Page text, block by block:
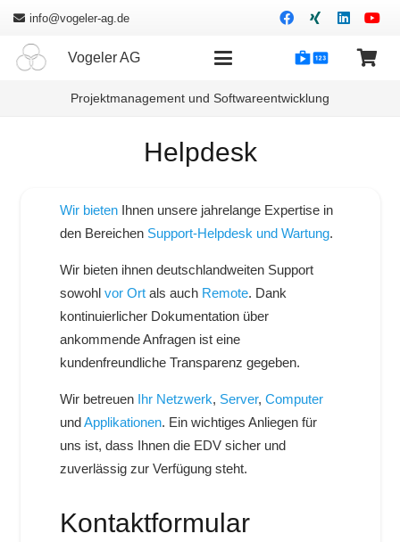
info@vogeler-ag.de
Vogeler AG shopping
Projektmanagement und Softwareentwicklung
Helpdesk
Wir bietenIhnen unsere jahrelange Expertise in
den Bereichen Support-Helpdesk und Wartung.
Wir bieten ihnen deutschlandweiten Support
sowohl vor Ortals auch Remote. Dank
kontinuierlicher Dokumentation über
ankommende Anfragen ist eine
kundenfreundliche Transparenz gegeben.
Wir betreuen Ihr Netzwerk, Server, Computer
undApplikationen. Ein wichtiges Anliegen für
uns ist, dass Ihnen die EDV sicher und
zuverlässig zur Verfügung steht.
Kontaktformular